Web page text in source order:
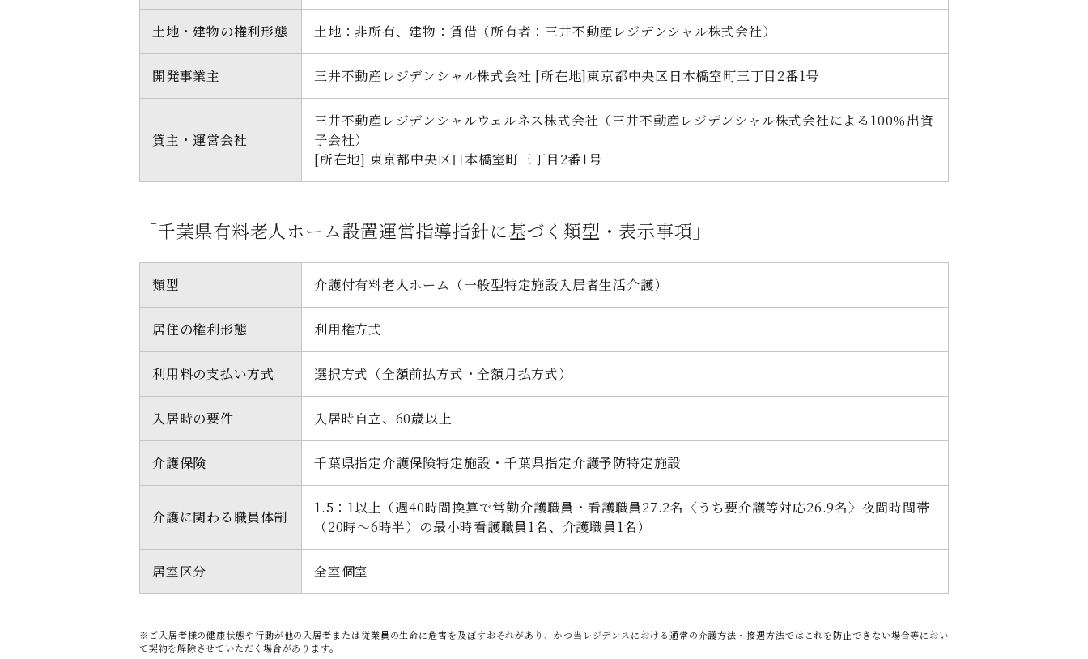
土地・建物の権利形態 土地：非所有、建物：賃借（所有者：三井不動産レジデンシャル株式会社）
開発事業主 三井不動産レジデンシャル株式会社 [所在地]東京都中央区日本橋室町三丁目2番1号
貸主・運営会社
三井不動産レジデンシャルウェルネス株式会社（三井不動産レジデンシャル株式会社による100％出資
子会社）
[所在地] 東京都中央区日本橋室町三丁目2番1号
「千葉県有料老人ホーム設置運営指導指針に基づく類型・表示事項」
類型 介護付有料老人ホーム（一般型特定施設入居者生活介護）
居住の権利形態 利用権方式
利用料の支払い方式 選択方式（全額前払方式・全額月払方式）
入居時の要件 入居時自立、60歳以上
介護保険 千葉県指定介護保険特定施設・千葉県指定介護予防特定施設
介護に関わる職員体制
1.5：1以上（週40時間換算で常勤介護職員・看護職員27.2名〈うち要介護等対応26.9名〉夜間時間帯
（20時～6時半）の最小時看護職員1名、介護職員1名）
居室区分 全室個室
※ご入居者様の健康状態や行動が他の入居者または従業員の生命に危害を及ぼすおそれがあり、かつ当レジデンスにおける通常の介護方法・接遇方法ではこれを防止できない場合等におい
て契約を解除させていただく場合があります。